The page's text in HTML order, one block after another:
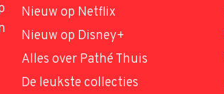
Nieuw op Netflix
Nieuw op Disney+
Alles over Pathé Thuis
De leukste collecties